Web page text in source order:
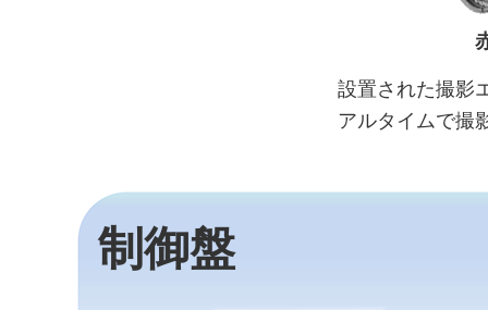
設置された撮影
アルタイムで撮
制御盤